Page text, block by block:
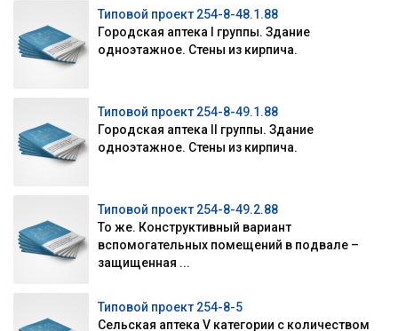
Типовой проект 254-8-48.1.88
Городская аптека I группы. Здание
одноэтажное. Стены из кирпича.
Типовой проект 254-8-49.1.88
Городская аптека II группы. Здание
одноэтажное. Стены из кирпича.
Типовой проект 254-8-49.2.88
То же. Конструктивный вариант
вспомогательных помещений в подвале –
защищенная ...
Типовой проект 254-8-5
Сельская аптека V категории с количеством